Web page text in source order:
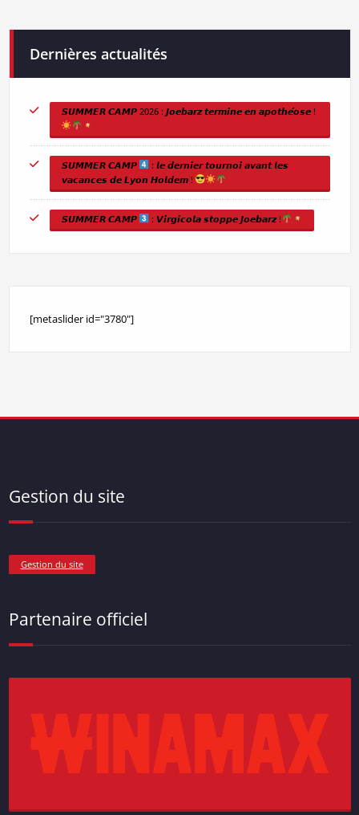
Dernières actualités
𝙎𝙐𝙈𝙈𝙀𝙍 𝘾𝘼𝙈𝙋 2026 : 𝙅𝙤𝙚𝙗𝙖𝙧𝙯 𝙩𝙚𝙧𝙢𝙞𝙣𝙚 𝙚𝙣 𝙖𝙥𝙤𝙩𝙝𝙚́𝙤𝙨𝙚 !
𝙎𝙐𝙈𝙈𝙀𝙍 𝘾𝘼𝙈𝙋
: 𝙡𝙚 𝙙𝙚𝙧𝙣𝙞𝙚𝙧 𝙩𝙤𝙪𝙧𝙣𝙤𝙞 𝙖𝙫𝙖𝙣𝙩 𝙡𝙚𝙨
𝙫𝙖𝙘𝙖𝙣𝙘𝙚𝙨 𝙙𝙚 𝙇𝙮𝙤𝙣 𝙃𝙤𝙡𝙙𝙚𝙢 !
𝙎𝙐𝙈𝙈𝙀𝙍 𝘾𝘼𝙈𝙋 : 𝙑𝙞𝙧𝙜𝙞𝙘𝙤𝙡𝙖 𝙨𝙩𝙤𝙥𝙥𝙚 𝙅𝙤𝙚𝙗𝙖𝙧𝙯 !
[metaslider id="3780"]
Gestion du site
Gestion du site
Partenaire officiel